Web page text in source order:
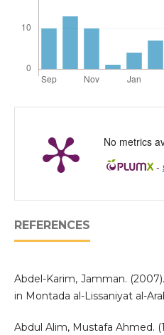
No metrics
-
REFERENCES
Abdel-Karim, Jamman.
in Montada al-Lissaniyat al-
Abdul Alim, Mustafa Ahmed.